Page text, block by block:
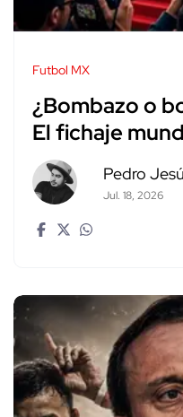
Futbol MX
¿Bombazo o
El fichaje
Pedro
Jul. 18, 2026